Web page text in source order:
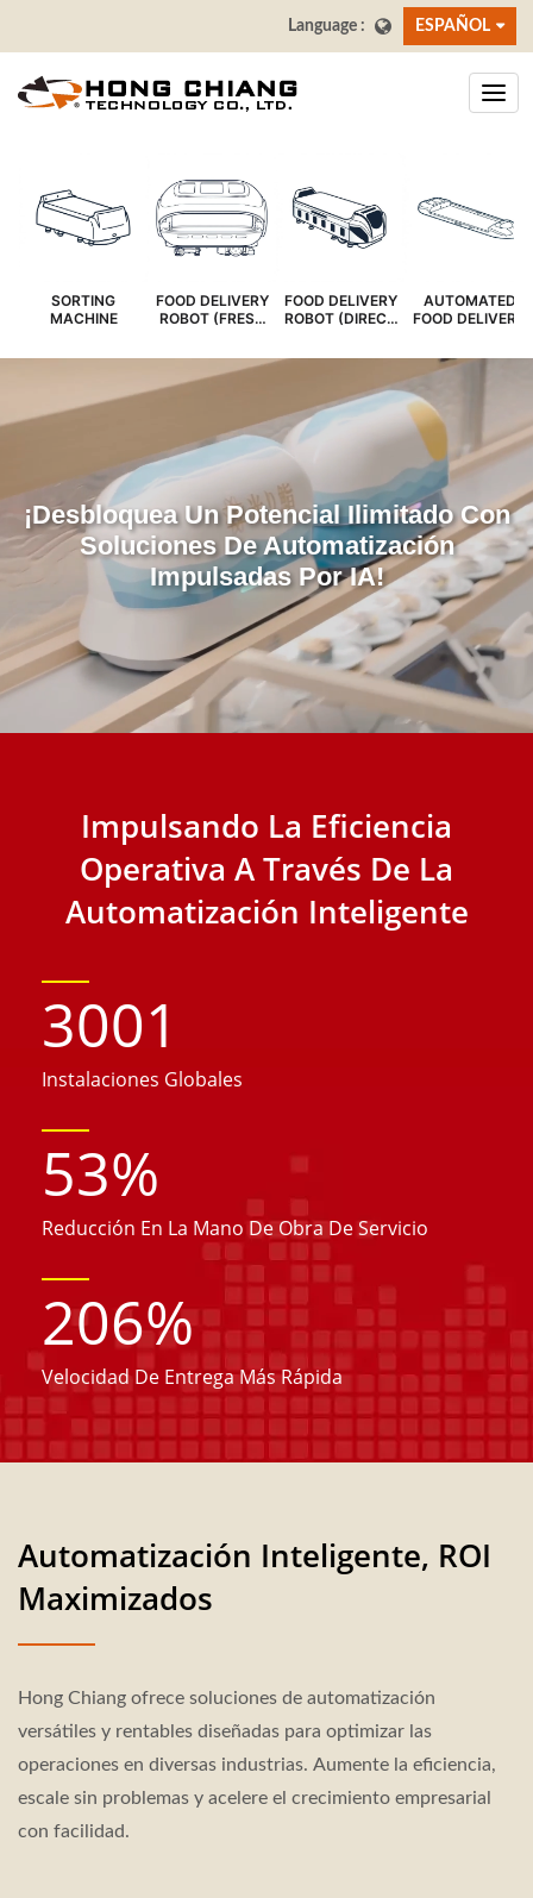
ESPAÑOL
SORTING
MACHINE
FOOD DELIVERY
ROBOT (FRESH
FOOD DELIVERY
ROBOT (DIRECT
AUTOMATED
FOOD DELIVERY
¡Desbloquea Un Potencial Ilimitado Con
Soluciones De Automatización
Impulsadas Por IA!
Impulsando La Eficiencia
Operativa A Través De La
Automatización Inteligente
3001
Instalaciones Globales
53%
Reducción En La Mano De Obra De Servicio
206%
Velocidad De Entrega Más Rápida
Automatización Inteligente, ROI
Maximizados
Hong Chiang ofrece soluciones de automatización
versátiles y rentables diseñadas para optimizar las
operaciones en diversas industrias. Aumente la eficiencia,
escale sin problemas y acelere el crecimiento empresarial
con facilidad.